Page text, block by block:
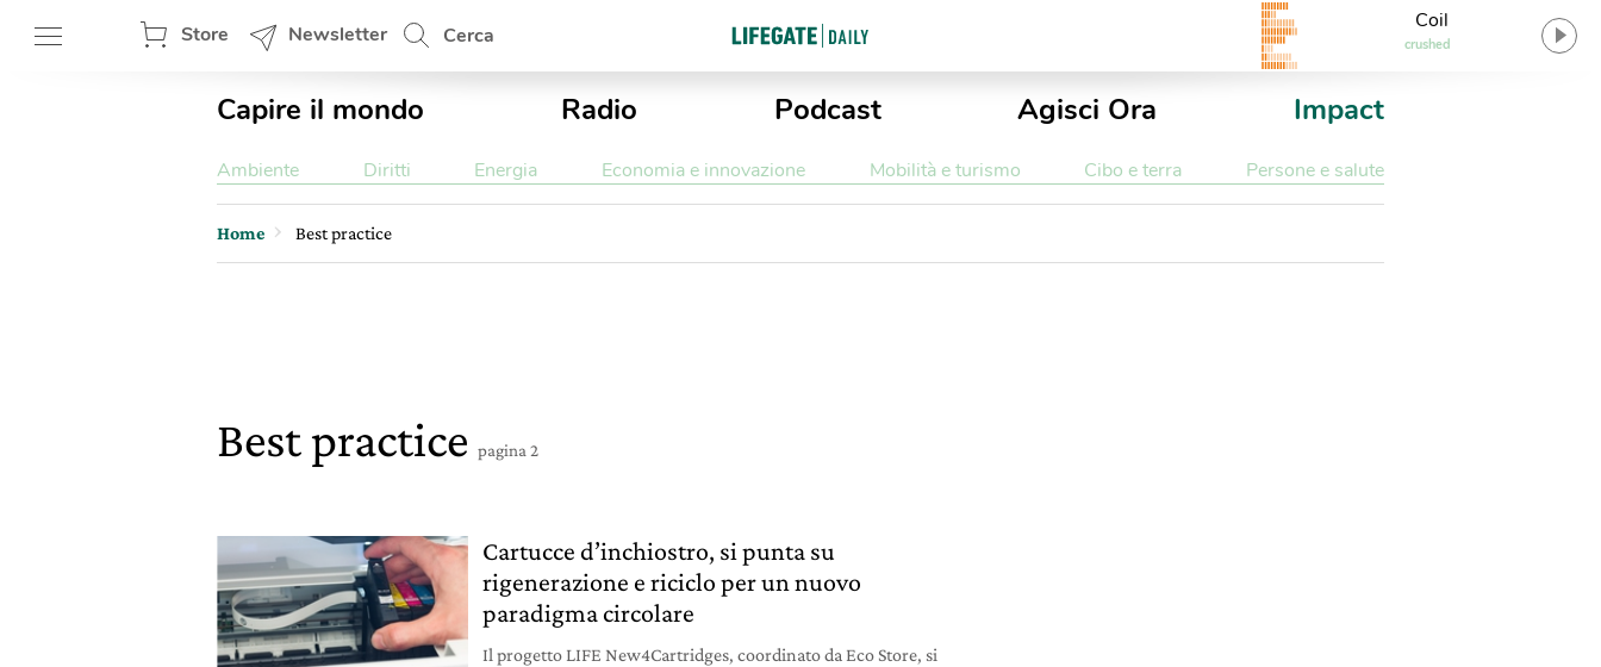
Store Newsletter Cerca
Coil
crushed
Capire il mondo Radio Podcast Agisci Ora Impact
Ambiente Diritti Energia Economia e innovazione Mobilità e turismo Cibo e terra Persone e salute
Home Best practice
Best practice pagina 2
Cartucce d’inchiostro, si punta su
rigenerazione e riciclo per un nuovo
paradigma circolare
Il progetto LIFE New4Cartridges, coordinato da Eco Store, si